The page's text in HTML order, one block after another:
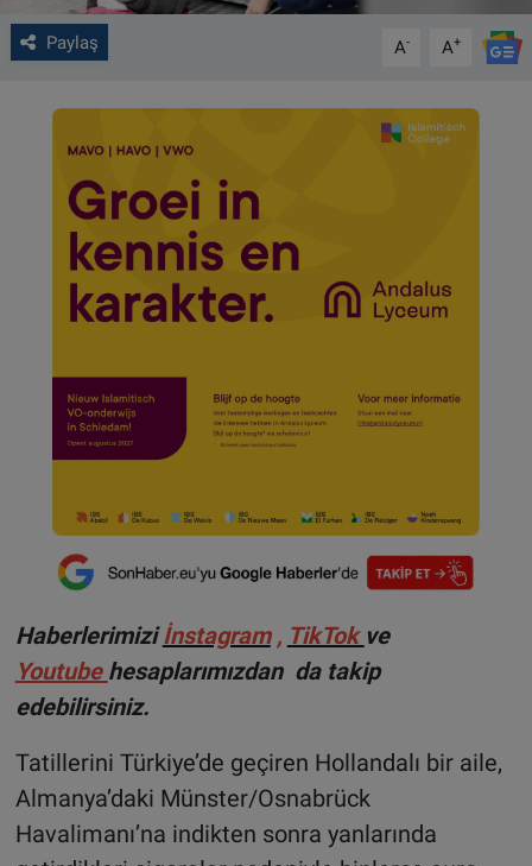
Paylaş A- A+
Haberlerimizi İnstagram , TikTok ve
Youtube hesaplarımızdan da takip
edebilirsiniz.
Tatillerini Türkiye’de geçiren Hollandalı bir aile,
Almanya’daki Münster/Osnabrück
Havalimanı’na indikten sonra yanlarında